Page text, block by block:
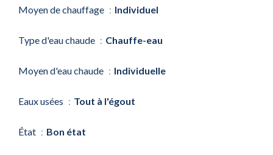
Moyen de chauffage Individuel
Type d'eau chaude Chauffe-eau
Moyen d'eau chaude Individuelle
Eaux usées Tout à l'égout
État Bon état